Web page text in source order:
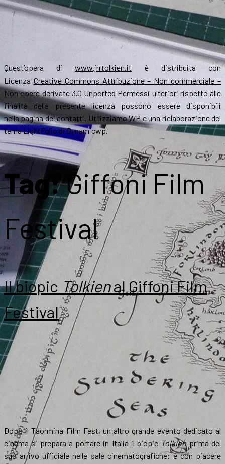
Quest’opera diwww.jrrtolkien.it è distribuita con
Licenza Creative Commons Attribuzione – Non commerciale –
Non opere derivate 3.0 Unported Permessi ulteriori rispetto alle
finalità della presente licenza possono essere disponibili
nellapagina dei contatti. Utilizziamo WP e una rielaborazione del
tema LightFolio di Dynamicwp.
Tag:Giffoni Film
Festival
Il biopic Tolkienal Giffoni Film
Festival
Dopo il Taormina Film Fest, un altro grande evento dedicato al
cinema si prepara a portare in Italia il biopic Tolkienprima del
suo arrivo ufficiale nelle sale cinematografiche: è con piacere